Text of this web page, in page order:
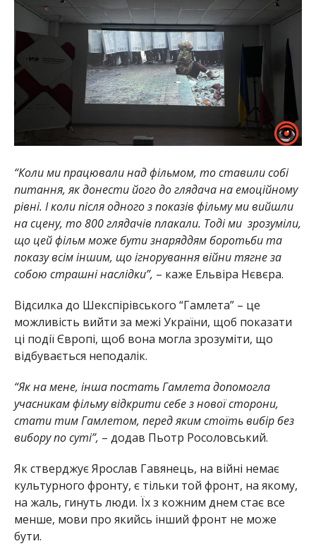
“Коли ми працювали над фільмом, то ставили собі
питання, як донести його до глядача на емоційному
рівні. І коли після одного з показів фільму ми вийшли
на сцену, то 800 глядачів плакали. Тоді ми зрозуміли,
що цей фільм може бути знаряддям боротьби та
показу всім іншим, що ігнорування війни тягне за
собою страшні наслідки”, – каже Ельвіра Нєвєра.
Відсилка до Шекспірівського “Гамлета” – це
можливість вийти за межі України, щоб показати
ці події Європі, щоб вона могла зрозуміти, що
відбувається неподалік.
“Як на мене, інша постать Гамлета допомогла
учасникам фільму відкрити себе з нової сторони,
стати тим Гамлетом, перед яким стоїть вибір без
вибору по суті”, – додав Пьотр Росоловський.
Як стверджує Ярослав Гавянець, на війні немає
культурного фронту, є тільки той фронт, на якому,
на жаль, гинуть люди. Їх з кожним днем стає все
менше, мови про якийсь інший фронт не може
бути.